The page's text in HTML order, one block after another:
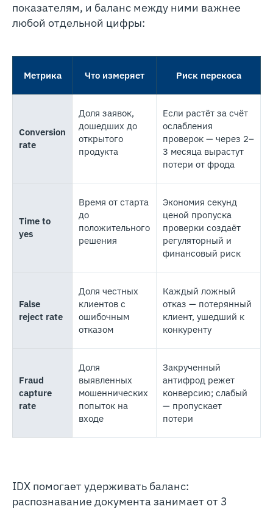
показателям, и баланс между ними важнее
любой отдельной цифры:
Метрика Что измеряет Риск перекоса
Conversion
rate
Доля заявок,
дошедших до
открытого
продукта
Если растёт за счёт
ослабления
проверок — через 2–
3 месяца вырастут
потери от фрода
Time to
yes
Время от старта
до
положительного
решения
Экономия секунд
ценой пропуска
проверки создаёт
регуляторный и
финансовый риск
False
reject rate
Доля честных
клиентов с
ошибочным
отказом
Каждый ложный
отказ — потерянный
клиент, ушедший к
конкуренту
Fraud
capture
rate
Доля
выявленных
мошеннических
попыток на
входе
Закрученный
антифрод режет
конверсию; слабый
— пропускает
потери
IDX помогает удерживать баланс:
распознавание документа занимает от 3